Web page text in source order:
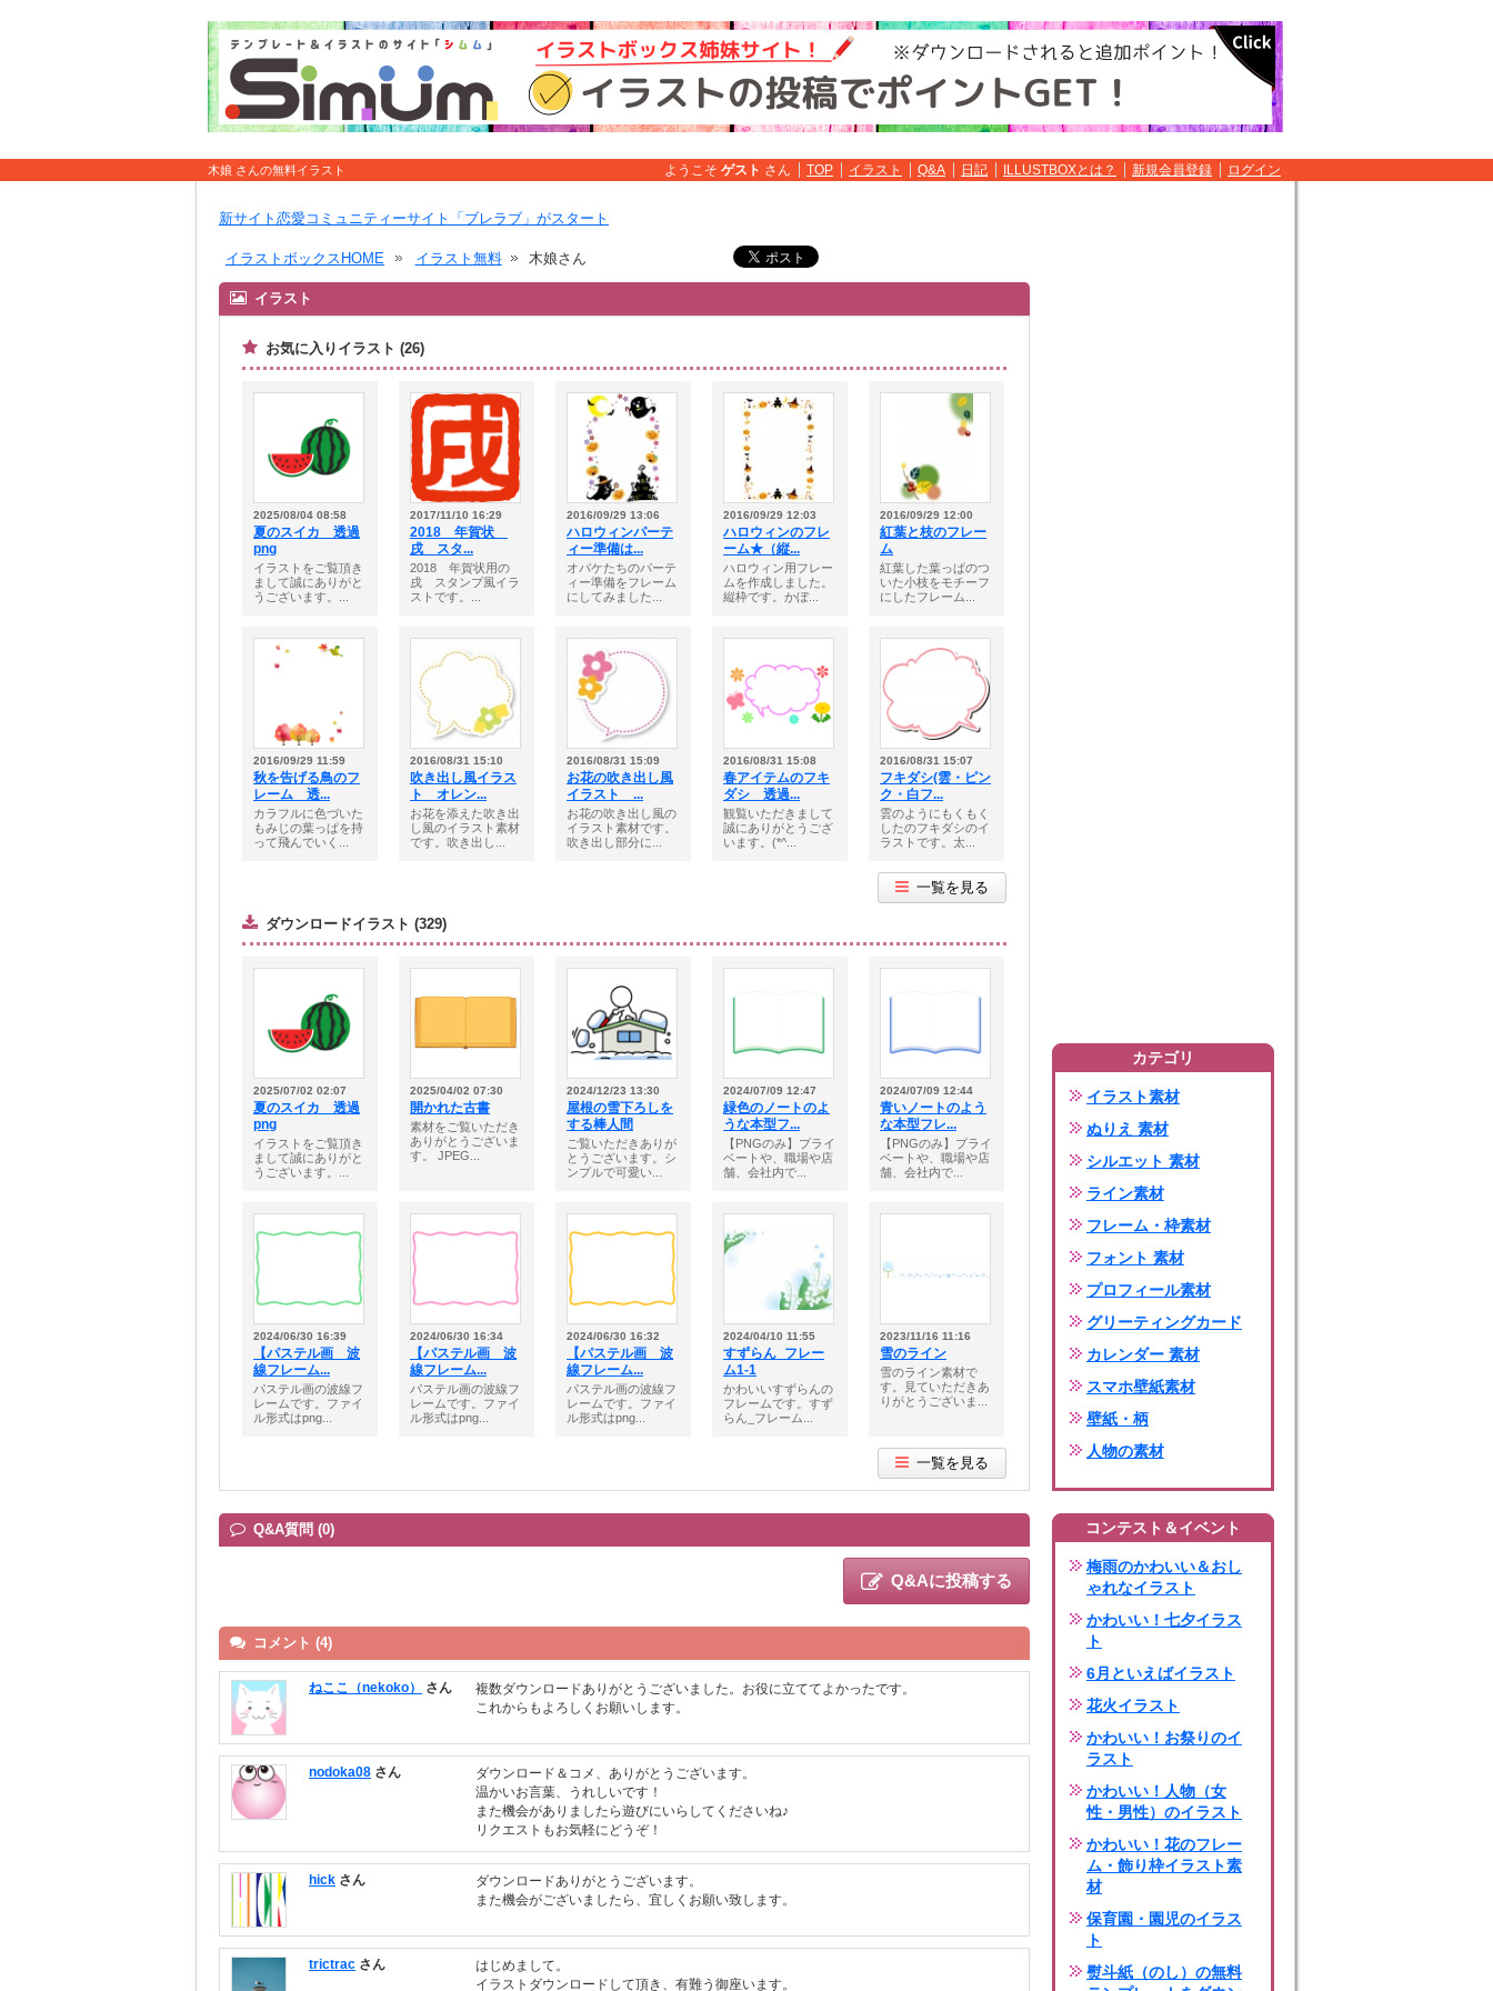
木娘 さんの無料イラスト ようこそ ゲスト さん TOP イラスト Q&A 日記 ILLUSTBOXとは？ 新規会員登録 ログイン
新サイト恋愛コミュニティーサイト「ブレラブ」がスタート
イラストボックスHOME イラスト無料 木娘さん
イラスト
お気に入りイラスト (26)
2025/08/04 08:58
夏のスイカ 透過
png
イラストをご覧頂き
まして誠にありがと
うございます。...
2017/11/10 16:29
2018 年賀状
戌 スタ...
2018 年賀状用の
戌 スタンプ風イラ
ストです。...
2016/09/29 13:06
ハロウィンパーテ
ィー準備は...
オバケたちのパーテ
ィー準備をフレーム
にしてみました...
2016/09/29 12:03
ハロウィンのフレ
ーム★（縦...
ハロウィン用フレー
ムを作成しました。
縦枠です。かぼ...
2016/09/29 12:00
紅葉と枝のフレー
ム
紅葉した葉っぱのつ
いた小枝をモチーフ
にしたフレーム...
2016/09/29 11:59
秋を告げる鳥のフ
レーム 透...
カラフルに色づいた
もみじの葉っぱを持
って飛んでいく...
2016/08/31 15:10
吹き出し風イラス
ト オレン...
お花を添えた吹き出
し風のイラスト素材
です。吹き出し...
2016/08/31 15:09
お花の吹き出し風
イラスト ...
お花の吹き出し風の
イラスト素材です。
吹き出し部分に...
2016/08/31 15:08
春アイテムのフキ
ダシ 透過...
観覧いただきまして
誠にありがとうござ
います。(*^...
2016/08/31 15:07
フキダシ(雲・ピン
ク・白フ...
雲のようにもくもく
したのフキダシのイ
ラストです。太...
一覧を見る
ダウンロードイラスト (329)
2025/07/02 02:07
夏のスイカ 透過
png
イラストをご覧頂き
まして誠にありがと
うございます。...
2025/04/02 07:30
開かれた古書
素材をご覧いただき
ありがとうございま
す。 JPEG...
2024/12/23 13:30
屋根の雪下ろしを
する棒人間
ご覧いただきありが
とうございます。シ
ンプルで可愛い...
2024/07/09 12:47
緑色のノートのよ
うな本型フ...
【PNGのみ】プライ
ベートや、職場や店
舗、会社内で...
2024/07/09 12:44
青いノートのよう
な本型フレ...
【PNGのみ】プライ
ベートや、職場や店
舗、会社内で...
2024/06/30 16:39
【パステル画 波
線フレーム...
パステル画の波線フ
レームです。ファイ
ル形式はpng...
2024/06/30 16:34
【パステル画 波
線フレーム...
パステル画の波線フ
レームです。ファイ
ル形式はpng...
2024/06/30 16:32
【パステル画 波
線フレーム...
パステル画の波線フ
レームです。ファイ
ル形式はpng...
2024/04/10 11:55
すずらん_フレー
ム1-1
かわいいすずらんの
フレームです。すず
らん_フレーム...
2023/11/16 11:16
雪のライン
雪のライン素材で
す。見ていただきあ
りがとうございま...
一覧を見る
Q&A質問 (0)
Q&Aに投稿する
コメント (4)
ねここ（nekoko） さん
複数ダウンロードありがとうございました。お役に立ててよかったです。
これからもよろしくお願いします。
nodoka08 さん
ダウンロード＆コメ、ありがとうございます。
温かいお言葉、うれしいです！
また機会がありましたら遊びにいらしてくださいね♪
リクエストもお気軽にどうぞ！
hick さん
ダウンロードありがとうございます。
また機会がございましたら、宜しくお願い致します。
trictrac さん
はじめまして。
イラストダウンロードして頂き、有難う御座います。
カテゴリ
イラスト素材
ぬりえ 素材
シルエット 素材
ライン素材
フレーム・枠素材
フォント 素材
プロフィール素材
グリーティングカード
カレンダー 素材
スマホ壁紙素材
壁紙・柄
人物の素材
コンテスト＆イベント
梅雨のかわいい＆おし
ゃれなイラスト
かわいい！七夕イラス
ト
6月といえばイラスト
花火イラスト
かわいい！お祭りのイ
ラスト
かわいい！人物（女
性・男性）のイラスト
かわいい！花のフレー
ム・飾り枠イラスト素
材
保育園・園児のイラス
ト
熨斗紙（のし）の無料